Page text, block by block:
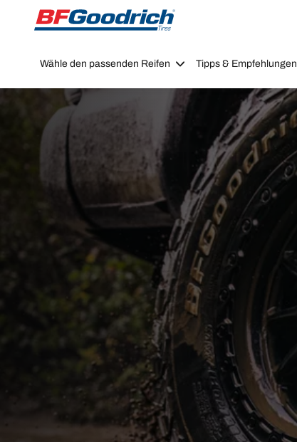
Go to page content Go to page navigation
Wähle den passenden Reifen Tipps & Empfehlungen